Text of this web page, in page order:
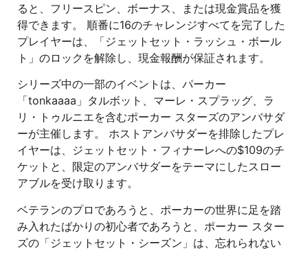
ると、フリースピン、ボーナス、または現金賞品を獲
得できます。 順番に16のチャレンジすべてを完了した
プレイヤーは、「ジェットセット・ラッシュ・ボール
ト」のロックを解除し、現金報酬が保証されます。
シリーズ中の一部のイベントは、パーカー
「tonkaaaa」タルボット、マーレ・スプラッグ、ラ
リ・トゥルニエを含むポーカー スターズのアンバサダ
ーが主催します。 ホストアンバサダーを排除したプレ
イヤーは、ジェットセット・フィナーレへの$109のチ
ケットと、限定のアンバサダーをテーマにしたスロー
アブルを受け取ります。
ベテランのプロであろうと、ポーカーの世界に足を踏
み入れたばかりの初心者であろうと、ポーカー スター
ズの「ジェットセット・シーズン」は、忘れられない